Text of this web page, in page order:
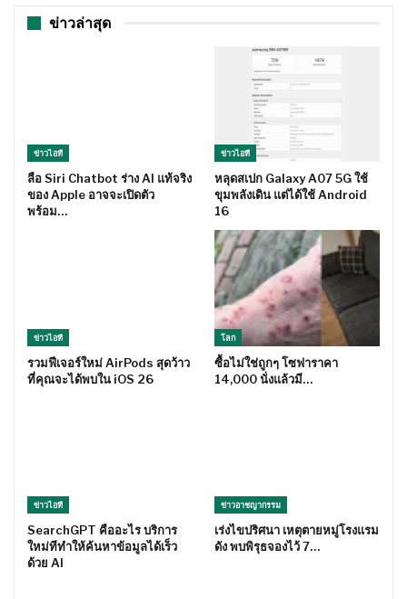
ข่าวล่าสุด
ข่าวไอที
ลือ Siri Chatbot ร่าง AI แท้จริง
ของ Apple อาจจะเปิดตัว
พร้อม…
ข่าวไอที
หลุดสเปก Galaxy A07 5G ใช้
ขุมพลังเดิน แต่ได้ใช้ Android
16
ข่าวไอที
รวมฟีเจอร์ใหม่ AirPods สุดว้าว
ที่คุณจะได้พบใน iOS 26
โลก
ซื้อไม่ใช่ถูกๆ โซฟาราคา
14,000 นั่งแล้วมี…
ข่าวไอที
SearchGPT คืออะไร บริการ
ใหม่ทีทำให้ค้นหาข้อมูลได้เร็ว
ด้วย AI
ข่าวอาชญากรรม
เร่งไขปริศนา เหตุตายหมู่โรงแรม
ดัง พบพิรุธจองไว้ 7…